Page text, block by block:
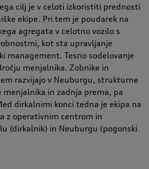
cilj je v celoti izkoristiti prednosti
ekipe. Pri tem je poudarek na
agregata v celotno vozilo s
kot sta upravljanje
management. Tesno sodelovanje
menjalnika. Zobnike in
razvijajo v Neuburgu, strukturne
menjalnika in zadnja prema, pa
dirkalnimi konci tedna je ekipa na
z operativnim centrom in
(dirkalnik) in Neuburgu (pogonski